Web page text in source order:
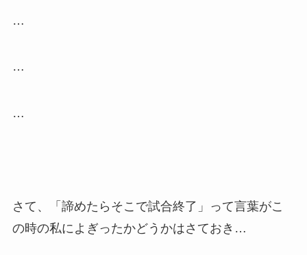
…
…
…
さて、「諦めたらそこで試合終了」って言葉がこ
の時の私によぎったかどうかはさておき…